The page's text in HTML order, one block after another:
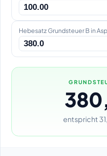
Hebesatz Grundsteuer B in
entspricht